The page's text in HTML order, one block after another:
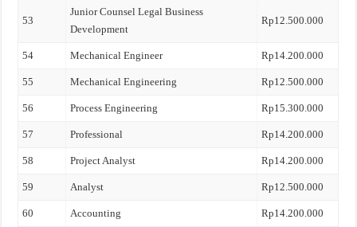
53
Junior Counsel Legal Business
Development
Rp12.500.000
54 Mechanical Engineer Rp14.200.000
55 Mechanical Engineering Rp12.500.000
56 Process Engineering Rp15.300.000
57 Professional Rp14.200.000
58 Project Analyst Rp14.200.000
59 Analyst Rp12.500.000
60 Accounting Rp14.200.000